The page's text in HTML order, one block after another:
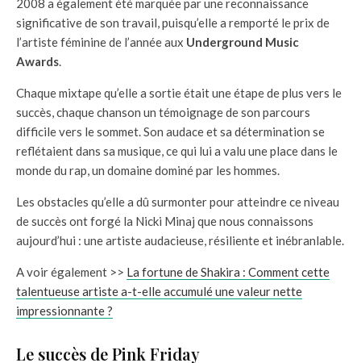
2008 a également été marquée par une reconnaissance
significative de son travail, puisqu’elle a remporté le prix de
l’artiste féminine de l’année aux Underground Music
Awards.
Chaque mixtape qu’elle a sortie était une étape de plus vers le
succès, chaque chanson un témoignage de son parcours
difficile vers le sommet. Son audace et sa détermination se
reflétaient dans sa musique, ce qui lui a valu une place dans le
monde du rap, un domaine dominé par les hommes.
Les obstacles qu’elle a dû surmonter pour atteindre ce niveau
de succès ont forgé la Nicki Minaj que nous connaissons
aujourd’hui : une artiste audacieuse, résiliente et inébranlable.
A voir également >> La fortune de Shakira : Comment cette
talentueuse artiste a-t-elle accumulé une valeur nette
impressionnante ?
Le succès de Pink Friday